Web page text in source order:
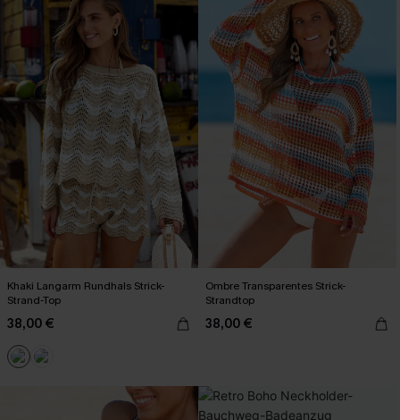
Khaki Langarm Rundhals Strick-
Strand-Top
38,00 €
Ombre Transparentes Strick-
Strandtop
38,00 €